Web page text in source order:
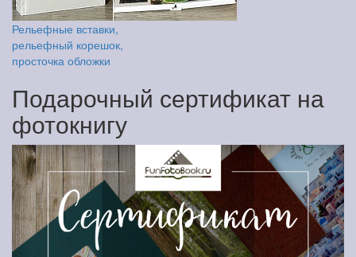
Рельефные вставки,
рельефный корешок,
просточка обложки
Подарочный сертификат на
фотокнигу